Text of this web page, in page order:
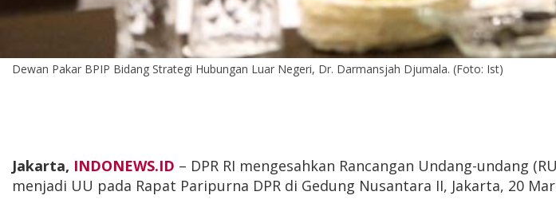
Dewan Pakar BPIP Bidang Strategi Hubungan Luar Negeri, Dr. Darmansjah Djumala. (Foto: Ist)
Jakarta, INDONEWS.ID – DPR RI mengesahkan Rancangan Undang-undang
menjadi UU pada Rapat Paripurna DPR di Gedung Nusantara II, Jakarta, 20